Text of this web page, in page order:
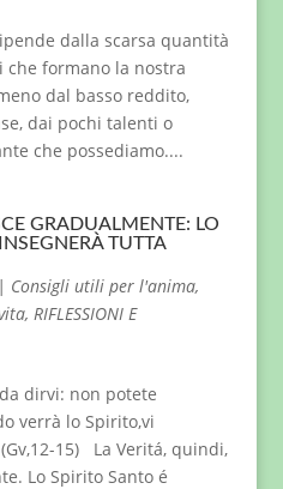
dalla scarsa quantità
formano la nostra
dal basso reddito,
dai pochi talenti o
che possediamo....
GRADUALMENTE: LO
TUTTA
| Consigli utili per l'anima,
, RIFLESSIONI E
dirvi: non potete
verrà lo Spirito,vi
15) La Veritá, quindi,
Lo Spirito Santo é